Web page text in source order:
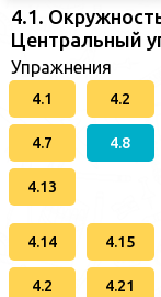
4.1.
Центральный
Упражнения
4.1 4.2
4.7 4.8
4.13
4.14 4.15
4.2 4.21